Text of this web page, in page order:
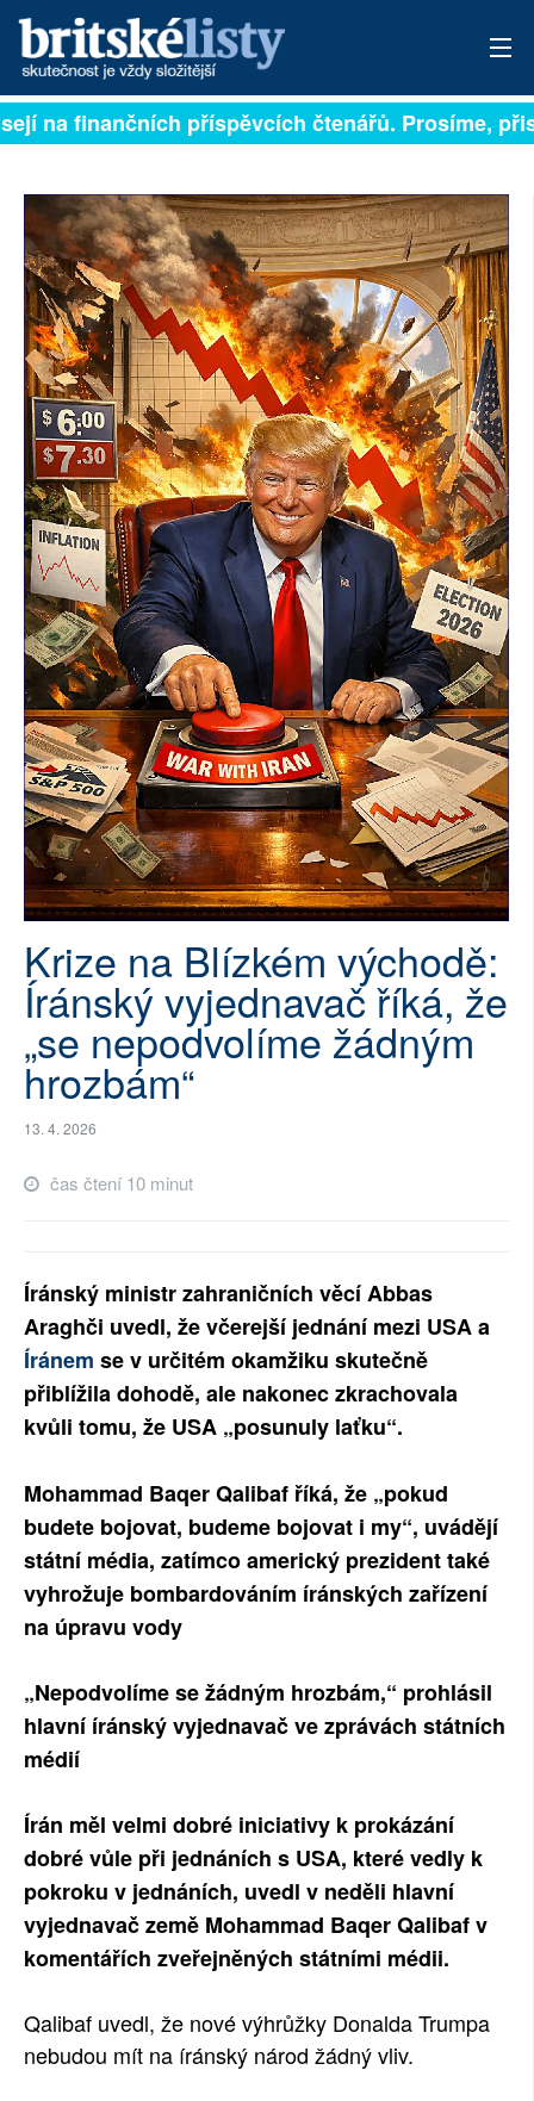
PŘIHLÁSIT
ARCHIV
ROZHOVORY
TÉMATA
NEJČTENĚJŠÍ ZA 7 DNÍ
AUTOŘI
PŘÍSPĚVKY NA PROVOZ
SOCIÁLNÍ SÍTĚ
RUBRIKY
PLNÁ VERZE STRÁNEK
na finančních příspěvcích čtenářů. Prosíme,
Krize na Blízkém východě:
Íránský vyjednavač říká, že
„se nepodvolíme žádným
hrozbám“
13. 4. 2026
čas čtení 10 minut
Íránský ministr zahraničních věcí Abbas
Araghči uvedl, že včerejší jednání mezi USA a
Íránem se v určitém okamžiku skutečně
přiblížila dohodě, ale nakonec zkrachovala
kvůli tomu, že USA „posunuly laťku“.
Mohammad Baqer Qalibaf říká, že „pokud
budete bojovat, budeme bojovat i my“, uvádějí
státní média, zatímco americký prezident také
vyhrožuje bombardováním íránských zařízení
na úpravu vody
„Nepodvolíme se žádným hrozbám,“ prohlásil
hlavní íránský vyjednavač ve zprávách státních
médií
Írán měl velmi dobré iniciativy k prokázání
dobré vůle při jednáních s USA, které vedly k
pokroku v jednáních, uvedl v neděli hlavní
vyjednavač země Mohammad Baqer Qalibaf v
komentářích zveřejněných státními médii.
Qalibaf uvedl, že nové výhrůžky Donalda Trumpa
nebudou mít na íránský národ žádný vliv.